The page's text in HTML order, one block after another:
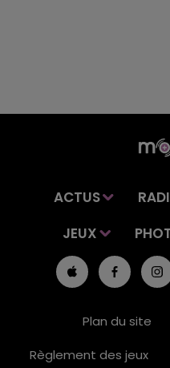
ACTUS
JEUX
Plan du site
Règlement des jeux